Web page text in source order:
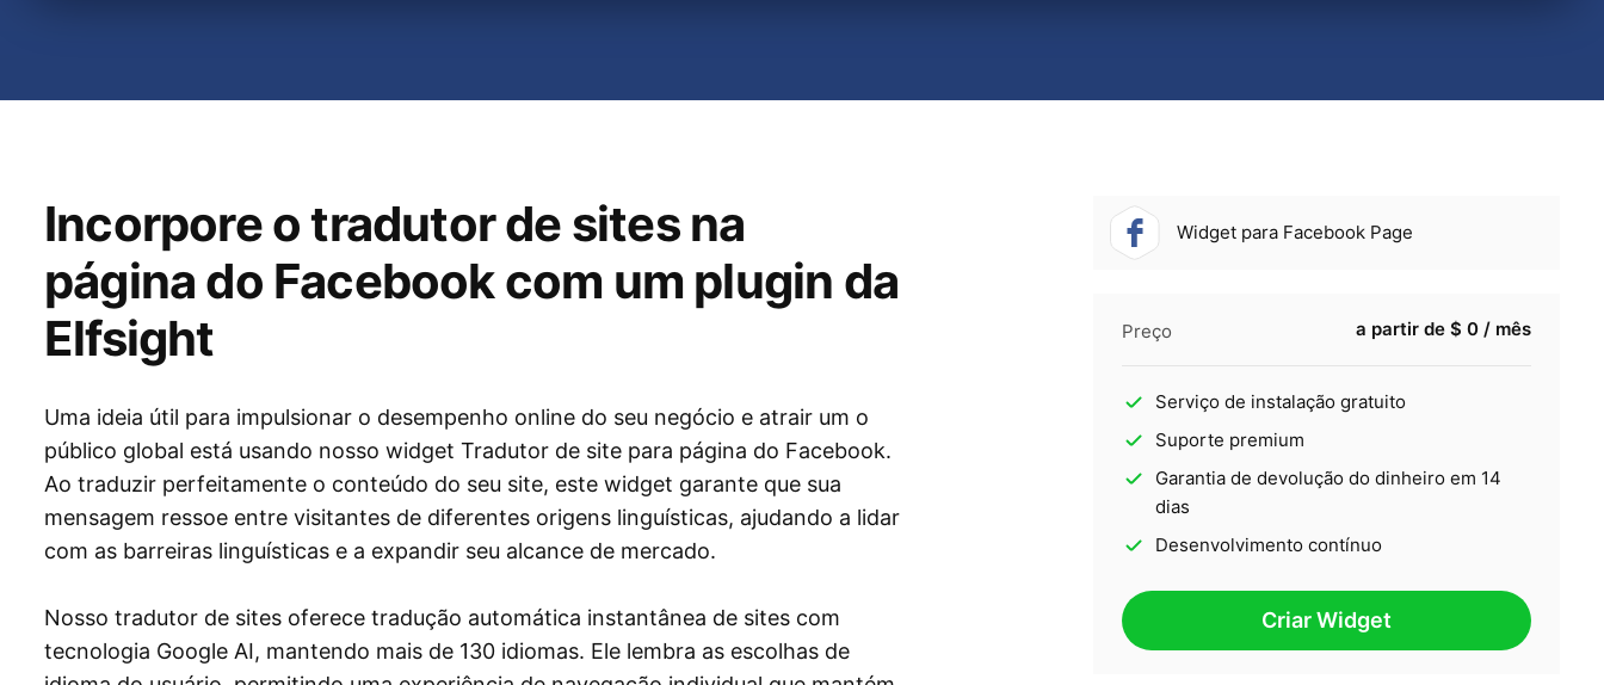
Incorpore o tradutor de sites na
página do Facebook com um plugin da
Elfsight
Uma ideia útil para impulsionar o desempenho online do seu negócio e atrair um o
público global está usando nosso widget Tradutor de site para página do Facebook.
Ao traduzir perfeitamente o conteúdo do seu site, este widget garante que sua
mensagem ressoe entre visitantes de diferentes origens linguísticas, ajudando a lidar
com as barreiras linguísticas e a expandir seu alcance de mercado.
Nosso tradutor de sites oferece tradução automática instantânea de sites com
tecnologia Google AI, mantendo mais de 130 idiomas. Ele lembra as escolhas de
Widget para Facebook Page
Preço a partir de $ 0 / mês
Serviço de instalação gratuito
Suporte premium
Garantia de devolução do dinheiro em 14
dias
Desenvolvimento contínuo
Criar Widget